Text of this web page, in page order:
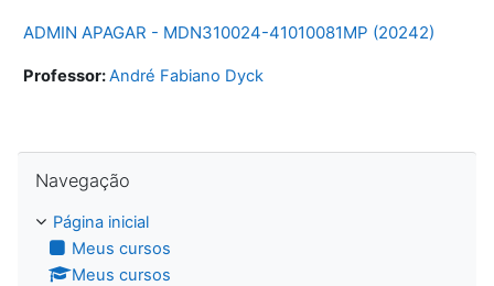
ADMIN APAGAR - MDN310024-41010081MP (20242)
Professor:André Fabiano Dyck
Navegação
Página inicial
Meus cursos
Meus cursos